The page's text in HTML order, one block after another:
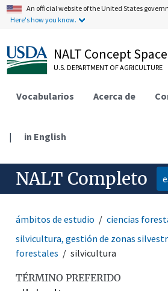
An official website of the United States
Here's how you know.
NALT Concept Space
U.S. DEPARTMENT OF AGRICULTURE
Vocabularios Acerca de
| in English
NALT Completo
ámbitos de estudio ciencias
silvicultura, gestión de zonas
forestales
silvicultura
TÉRMINO PREFERIDO